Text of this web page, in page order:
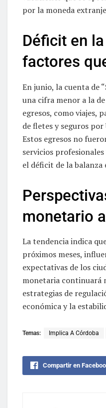
por la moneda
Déficit en
factores
En junio, la cuenta de
una cifra menor a la
egresos, como viajes,
de fletes y seguros
Estos egresos no
servicios
el déficit de la balanza
monetario
La tendencia indica
próximos meses,
expectativas de los
monetaria continuará
estrategias de
económica y la
Temas: Implica A Córdoba
Compartir en